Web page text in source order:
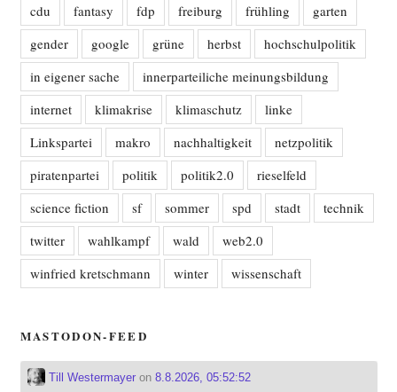
cdu
fantasy fdp freiburg frühling
garten
gender
google grüne herbst
hochschulpolitik
in eigener sache
innerparteiliche meinungsbildung
internet
klimakrise klimaschutz
linke
Linkspartei
makro nachhaltigkeit
netzpolitik
piratenpartei
politik politik2.0
rieselfeld
science fiction
sf sommer spd stadt
technik
twitter
wahlkampf wald
web2.0
winfried kretschmann
winter wissenschaft
MASTODON-FEED
Till Westermayeron 8.8.2026, 05:52:52